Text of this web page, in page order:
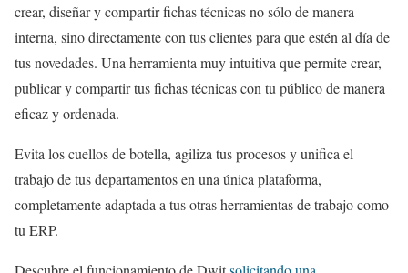
crear, diseñar y compartir fichas técnicas no sólo de manera
interna, sino directamente con tus clientes para que estén al día de
tus novedades. Una herramienta muy intuitiva que permite crear,
publicar y compartir tus fichas técnicas con tu público de manera
eficaz y ordenada.
Evita los cuellos de botella, agiliza tus procesos y unifica el
trabajo de tus departamentos en una única plataforma,
completamente adaptada a tus otras herramientas de trabajo como
tu ERP.